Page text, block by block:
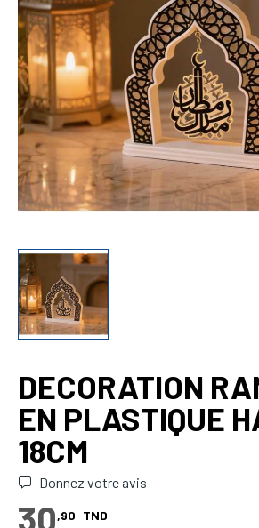
DECORATION
EN PLASTIQUE
18CM
Donnez votre avis
30,90 TND